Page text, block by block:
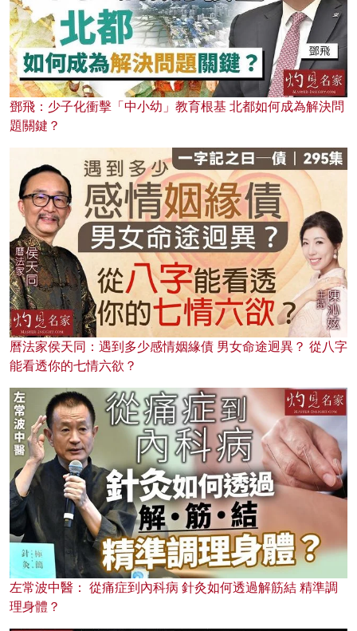
鄧飛：少子化衝擊「中小幼」教育根基 北都如何成為解決問
題關鍵？
曆法家侯天同：遇到多少感情姻緣債 男女命途迥異？ 從八字
能看透你的七情六欲？
左常波中醫： 從痛症到內科病 針灸如何透過解筋結 精準調
理身體？